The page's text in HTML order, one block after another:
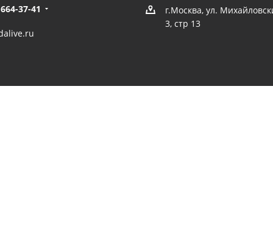
37-41
г.Москва, ул.
3, стр 13